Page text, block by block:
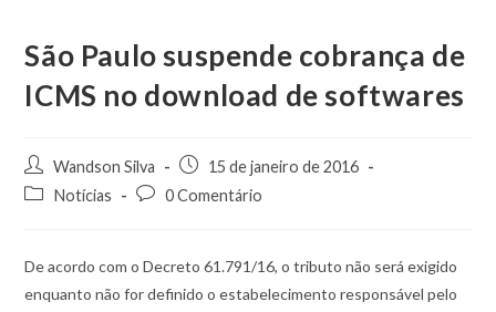
São Paulo suspende cobrança de
ICMS no download de softwares
Wandson Silva
15 de janeiro de 2016
Notícias
0 Comentário
De acordo com o Decreto 61.791/16, o tributo não será exigido
enquanto não for definido o estabelecimento responsável pelo